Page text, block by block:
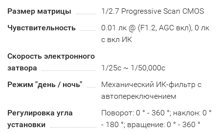
Размер матрицы
1/2.7 Progressive Scan CMOS
Чувствительность
0.01 лк @ (F1.2, AGC вкл), 0 лк
с вкл ИК
Скорость электронного
затвора
1/25с ~ 1/50,000с
Режим "день / ночь"
Механический ИК-фильтр с
автопереключением
Регулировка угла
установки
Поворот: 0 ° - 360 °; наклон: 0 °
- 180 °; вращение: 0 ° - 360 °